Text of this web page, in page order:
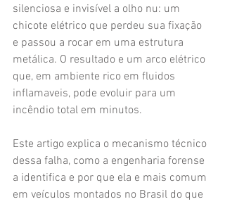
silenciosa e invisível a olho nu: um
chicote elétrico que perdeu sua fixação
e passou a rocar em uma estrutura
metálica. O resultado e um arco elétrico
que, em ambiente rico em fluidos
inflamaveis, pode evoluir para um
incêndio total em minutos.
Este artigo explica o mecanismo técnico
dessa falha, como a engenharia forense
a identifica e por que ela e mais comum
em veículos montados no Brasil do que